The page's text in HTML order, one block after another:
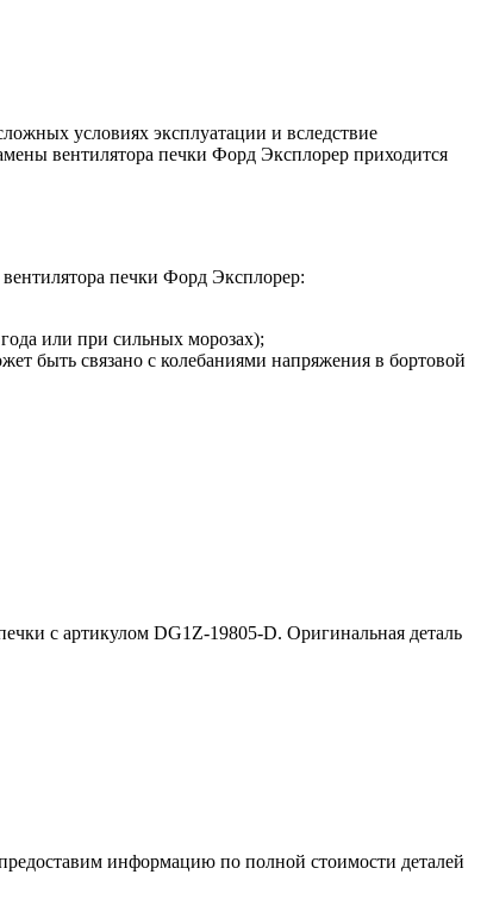
условиях эксплуатации и вследствие
вентилятора печки Форд Эксплорер приходится
печки Форд Эксплорер:
или при сильных морозах);
быть связано с колебаниями напряжения в бортовой
с артикулом DG1Z-19805-D. Оригинальная деталь
информацию по полной стоимости деталей